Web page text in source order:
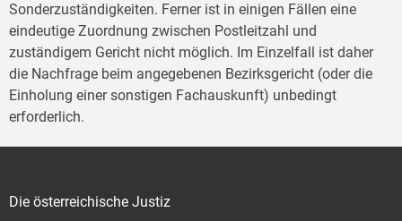
Sonderzuständigkeiten. Ferner ist in einigen Fällen eine
eindeutige Zuordnung zwischen Postleitzahl und
zuständigem Gericht nicht möglich. Im Einzelfall ist daher
die Nachfrage beim angegebenen Bezirksgericht (oder die
Einholung einer sonstigen Fachauskunft) unbedingt
erforderlich.
Die österreichische Justiz